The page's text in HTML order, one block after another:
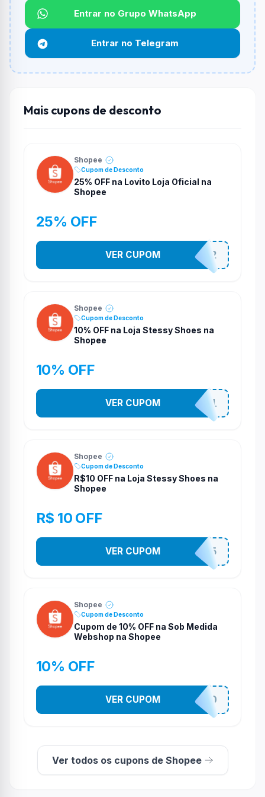
Funciona em qualquer produto?
Não necessariamente. Depende de itens participantes
e alguns vendedores ou produtos especificos podem
não aceitar cupons.
Entrar no Grupo WhatsApp
Entrar no Telegram
Mais cupons de desconto
Shopee
Cupom de Desconto
25% OFF na Lovito Loja Oficial na
Shopee
25% OFF
141525852
VER CUPOM
Shopee
Cupom de Desconto
10% OFF na Loja Stessy Shoes na
Shopee
10% OFF
STES2541
VER CUPOM
Shopee
Cupom de Desconto
R$10 OFF na Loja Stessy Shoes na
Shopee
R$ 10 OFF
STES2525
VER CUPOM
Shopee
Cupom de Desconto
Cupom de 10% OFF na Sob Medida
Webshop na Shopee
10% OFF
SOBMPRFSD
VER CUPOM
Ver todos os cupons de Shopee